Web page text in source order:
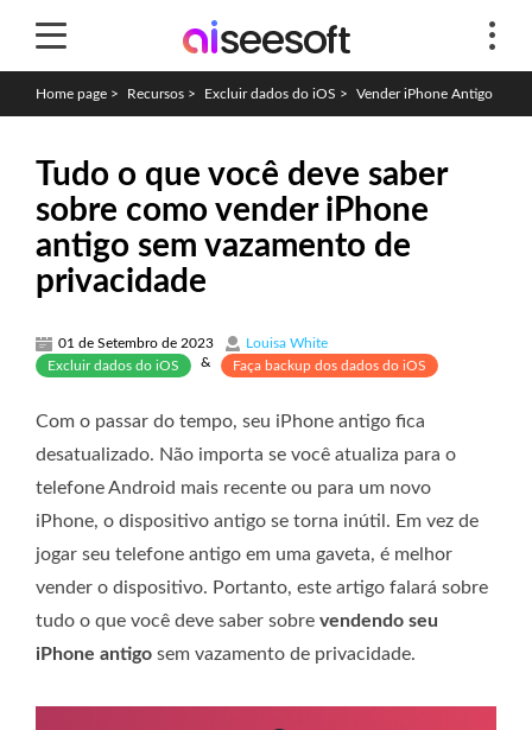
Home page > Recursos > Excluir dados do iOS > Vender iPhone Antigo
Tudo o que você deve saber
sobre como vender iPhone
antigo sem vazamento de
privacidade
01 de Setembro de 2023
Louisa White
Excluir dados do iOS
& Faça backup dos dados do iOS
Com o passar do tempo, seu iPhone antigo fica
desatualizado. Não importa se você atualiza para o
telefone Android mais recente ou para um novo
iPhone, o dispositivo antigo se torna inútil. Em vez de
jogar seu telefone antigo em uma gaveta, é melhor
vender o dispositivo. Portanto, este artigo falará sobre
tudo o que você deve saber sobre vendendo seu
iPhone antigo sem vazamento de privacidade.